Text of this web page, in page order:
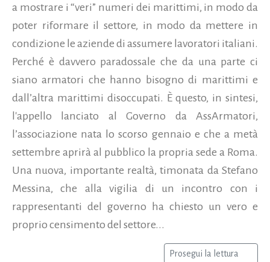
a mostrare i “veri” numeri dei marittimi, in modo da
poter riformare il settore, in modo da mettere in
condizione le aziende di assumere lavoratori italiani.
Perché è davvero paradossale che da una parte ci
siano armatori che hanno bisogno di marittimi e
dall’altra marittimi disoccupati. È questo, in sintesi,
l'appello lanciato al Governo da AssArmatori,
l’associazione nata lo scorso gennaio e che a metà
settembre aprirà al pubblico la propria sede a Roma.
Una nuova, importante realtà, timonata da Stefano
Messina, che alla vigilia di un incontro con i
rappresentanti del governo ha chiesto un vero e
proprio censimento del settore...
Prosegui la lettura